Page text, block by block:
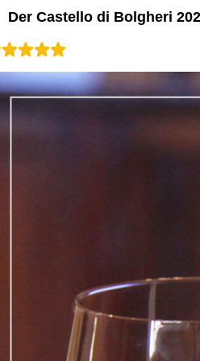
Der Castello di Bolgheri